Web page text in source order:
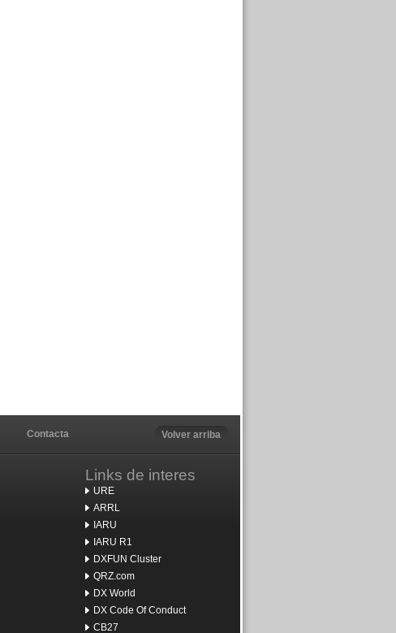
Contacta Volver arriba
Links de interes
URE
ARRL
IARU
IARU R1
DXFUN Cluster
QRZ.com
DX World
DX Code Of Conduct
CB27